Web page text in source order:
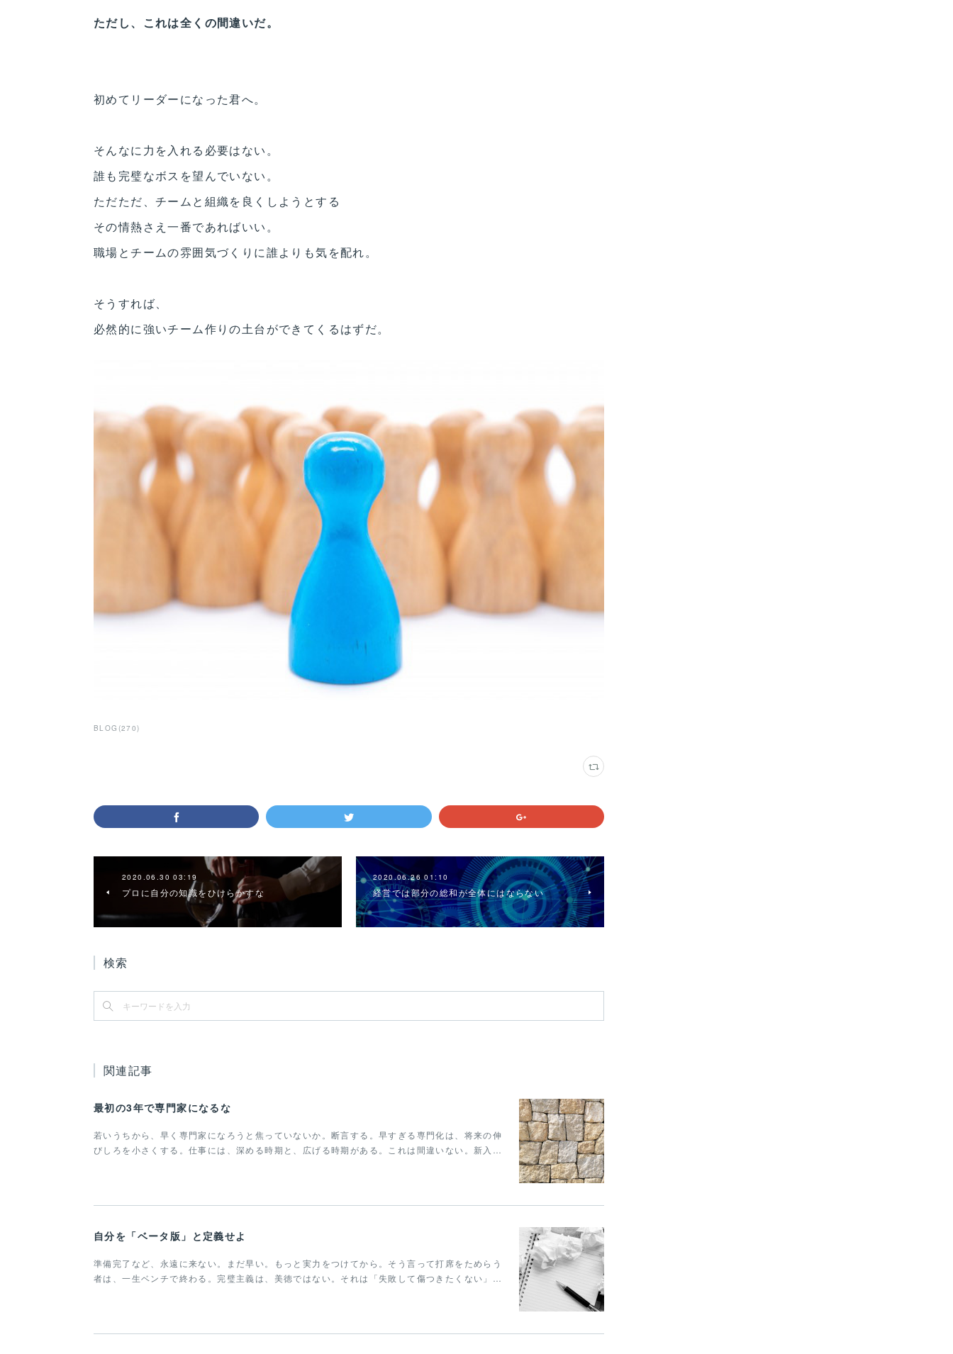
ただし、これは全くの間違いだ。
初めてリーダーになった君へ。
そんなに力を入れる必要はない。
誰も完璧なボスを望んでいない。
ただただ、チームと組織を良くしようとする
その情熱さえ一番であればいい。
職場とチームの雰囲気づくりに誰よりも気を配れ。
そうすれば、
必然的に強いチーム作りの土台ができてくるはずだ。
BLOG (270)
2020.06.30 03:19
プロに自分の知識をひけらかすな
2020.06.26 01:10
経営では部分の総和が全体にはならない
検索
関連記事
最初の3年で専門家になるな
若いうちから、早く専門家になろうと焦っていないか。断言する。早すぎる専門化は、将来の伸
びしろを小さくする。仕事には、深める時期と、広げる時期がある。これは間違いない。新入…
自分を「ベータ版」と定義せよ
準備完了など、永遠に来ない。まだ早い。もっと実力をつけてから。そう言って打席をためらう
者は、一生ベンチで終わる。完璧主義は、美徳ではない。それは「失敗して傷つきたくない」…